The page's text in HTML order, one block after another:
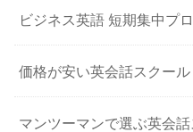
ビジネス英語 短期集中プ
価格が安い英会話スクール
マンツーマンで選ぶ英会